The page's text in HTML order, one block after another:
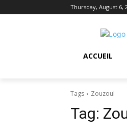
Thursday, August 6,
ACCUEIL
Tags Zouzoul
Tag: